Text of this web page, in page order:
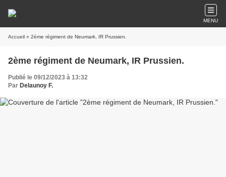
MENU
Accueil » 2ème régiment de Neumark, IR Prussien.
2ème régiment de Neumark, IR Prussien.
Publié le 09/12/2023 à 13:32
Par Delaunoy F.